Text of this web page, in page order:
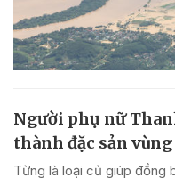
Người phụ nữ
thành đặc sản vùng
Từng là loại củ giúp đồng